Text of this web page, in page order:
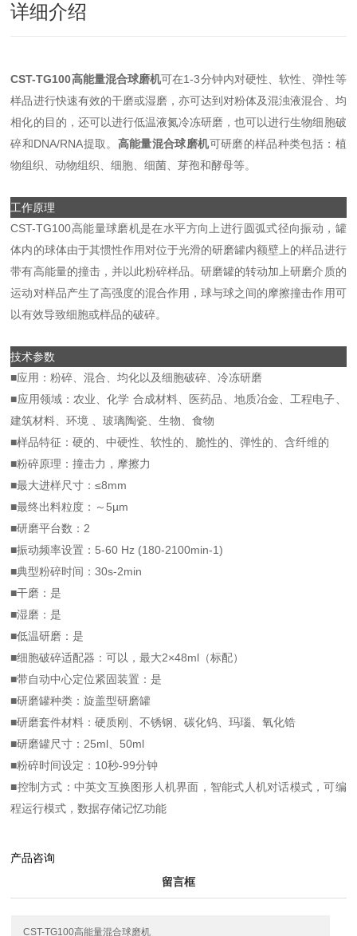
详细介绍
CST-TG100高能量混合球磨机可在1-3分钟内对硬性、软性、弹性等
样品进行快速有效的干磨或湿磨，亦可达到对粉体及混浊液混合、均
相化的目的，还可以进行低温液氮冷冻研磨，也可以进行生物细胞破
碎和 DNA/RNA提取。 高能量混合球磨机可研磨的样品种类包括：植
物组织、动物组织、细胞、细菌、芽孢和酵母等。
工作原理
CST-TG100高能量球磨机是在水平方向上进行圆弧式径向振动，罐
体内的球体由于其惯性作用对位于光滑的研磨罐内额壁上的样品进行
带有高能量的撞击，并以此粉碎样品。研磨罐的转动加上研磨介质的
运动对样品产生了高强度的混合作用，球与球之间的摩擦撞击作用可
以有效导致细胞或样品的破碎。
技术参数
■应用：粉碎、混合、均化以及细胞破碎、冷冻研磨
■应用领域：农业、化学 合成材料、医药品、地质冶金、工程电子、
建筑材料、环境 、玻璃陶瓷、生物、食物
■样品特征：硬的、中硬性、软性的、脆性的、弹性的、含纤维的
■粉碎原理：撞击力，摩擦力
■最大进样尺寸：≤8mm
■最终出料粒度：～ 5µm
■研磨平台数：2
■振动频率设置： 5-60 Hz (180-2100min-1)
■典型粉碎时间：30s-2min
■干磨：是
■湿磨：是
■低温研磨：是
■细胞破碎适配器：可以，最大2×48ml （标配）
■带自动中心定位紧固装置：是
■研磨罐种类：旋盖型研磨罐
■研磨套件材料：硬质刚、不锈钢、碳化钨、玛瑙、氧化锆
■研磨罐尺寸：25ml、 50ml
■粉碎时间设定： 10秒-99分钟
■控制方式：中英文互换图形人机界面，智能式人机对话模式，可编
程运行模式，数据存储记忆功能
产品咨询
留言框